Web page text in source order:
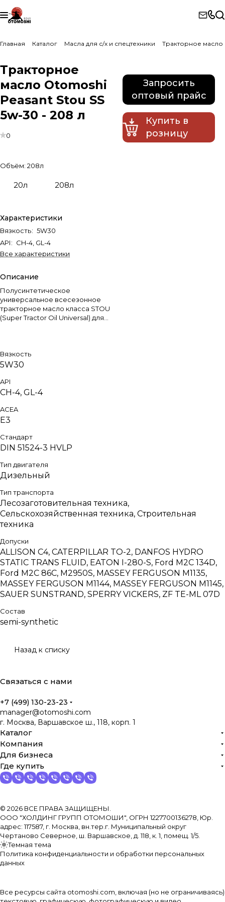
Главная Каталог Масла для с/х и спецтехники Тракторное масло
Тракторное
масло Otomoshi
Peasant Stou SS
5w-30 - 208 л
0
Объём: 208л
20л 208л
Характеристики
Вязкость: 5W30
API: CH-4, GL-4
Все характеристики
Описание
Полусинтетическое
универсальное всесезонное
тракторное масло класса STOU
(Super Tractor Oil Universal) для
строительной техники.
Запросить
оптовый прайс
Купить в
розницу
Вязкость
5W30
API
CH-4, GL-4
ACEA
E3
Стандарт
DIN 51524-3 HVLP
Тип двигателя
Дизельный
Тип транспорта
Лесозаготовительная техника,
Сельскохозяйственная техника, Строительная
техника
Допуски
ALLISON C4, CATERPILLAR TO-2, DANFOS HYDRO
STATIC TRANS FLUID, EATON I-280-S, Ford M2C 134D,
Ford M2C 86C, M2950S, MASSEY FERGUSON M1135,
MASSEY FERGUSON M1144, MASSEY FERGUSON M1145,
SAUER SUNSTRAND, SPERRY VICKERS, ZF TE-ML 07D
Состав
semi-synthetic
Назад к списку
Связаться с нами
+7 (499) 130-23-23
manager@otomoshi.com
г. Москва, Варшавское ш., 118, корп. 1
Каталог
Компания
Для бизнеса
Где купить
© 2026 ВСЕ ПРАВА ЗАЩИЩЕНЫ.
ООО "ХОЛДИНГ ГРУПП ОТОМОШИ", ОГРН 1227700136278, Юр.
адрес: 117587, г. Москва, вн.тер.г. Муниципальный округ
Чертаново Северное, ш. Варшавское, д. 118, к. 1, помещ. 1/5.
Темная тема
Политика конфиденциальности и обработки персональных
данных
Все ресурсы сайта otomoshi.com, включая (но не ограничиваясь)